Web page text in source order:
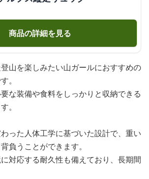
商品の詳細を見る
山を楽しみたい山ガールにおすすめの
。
な装備や食料をしっかりと収納できる
。
った人体工学に基づいた設計で、重い
負うことができます。
対応する耐久性も備えており、長期間